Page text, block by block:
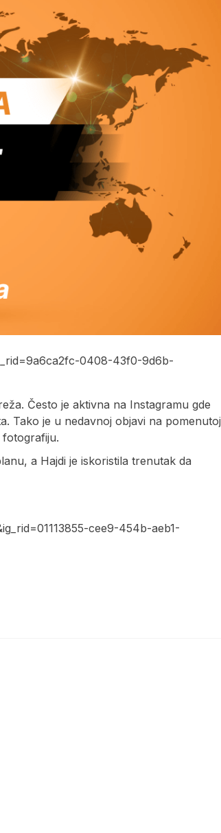
0408-43f0-9d6b-
Često je aktivna na Instagramu gde
Tako je u nedavnoj objavi na pomenutoj
fotografiju.
a Hajdi je iskoristila trenutak da
cee9-454b-aeb1-